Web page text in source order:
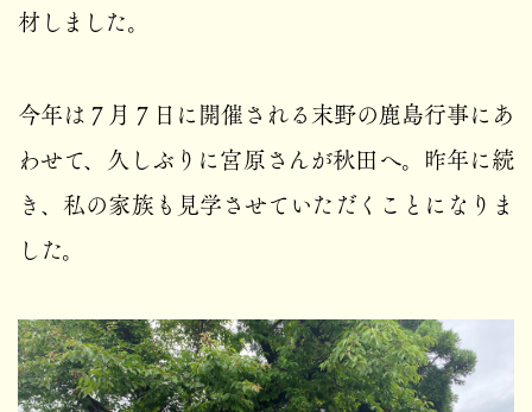
材しました。
今年は７月７日に開催される末野の鹿島行事にあ
わせて、久しぶりに宮原さんが秋田へ。昨年に続
き、私の家族も見学させていただくことになりま
した。